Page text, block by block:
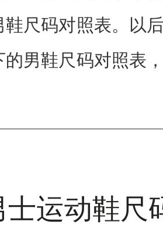
鞋尺码对照表。以
的男鞋尺码对照表
士运动鞋尺